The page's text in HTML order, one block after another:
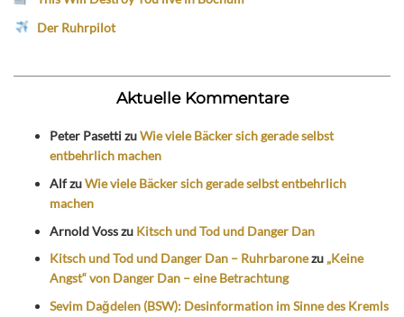
Der Ruhrpilot
Aktuelle Kommentare
Peter PasettizuWie viele Bäcker sich gerade selbst
entbehrlich machen
AlfzuWie viele Bäcker sich gerade selbst entbehrlich
machen
Arnold Vosszu Kitsch und Tod und Danger Dan
Kitsch und Tod und Danger Dan – Ruhrbaronezu „Keine
Angst“ von Danger Dan – eine Betrachtung
Sevim Dağdelen (BSW): Desinformation im Sinne des Kremls